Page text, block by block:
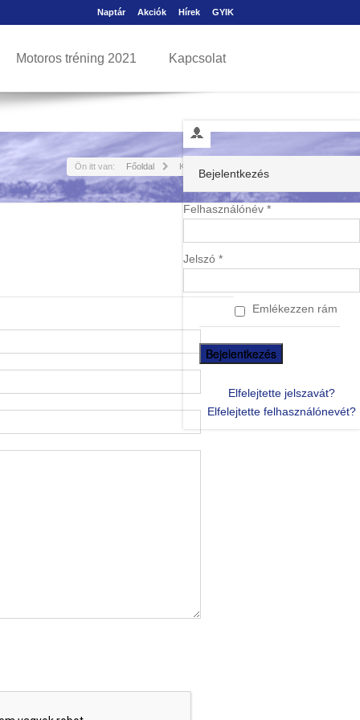
Naptár Akciók Hírek GYIK
Motoros tréning 2021 Kapcsolat
Bejelentkezés
Felhasználónév *
Jelszó *
Emlékezzen rám
Elfelejtette jelszavát?
Elfelejtette felhasználónevét?
Ön itt van: Főoldal Kapcsolat